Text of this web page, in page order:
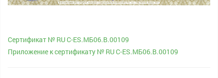
Сертификат № RU С-ES.МБ06.B.00109
Приложение к сертификату № RU С-ES.МБ06.B.00109